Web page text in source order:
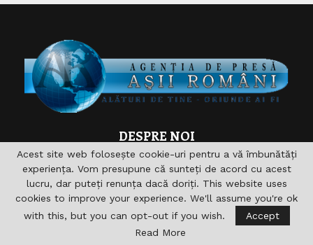
DESPRE NOI
Asociaţia are drept scop , aprofundarea si consolidarea
relaţiilor germane-române şi în acelaşi timp îndeplinirea şi
sprijinirea diferitelor acţiuni pentru domeniile formare,
cultură, sport, radio, Informaţie şi de asemenea realizarea
accesului către noile căi de comunicare. nu vizeaza in
primul rand obtinerea unui profit economic.
Acest site web folosește cookie-uri pentru a vă îmbunătăți
experiența. Vom presupune că sunteți de acord cu acest
lucru, dar puteți renunța dacă doriți. This website uses
cookies to improve your experience. We'll assume you're ok
with this, but you can opt-out if you wish.
Accept
Read More